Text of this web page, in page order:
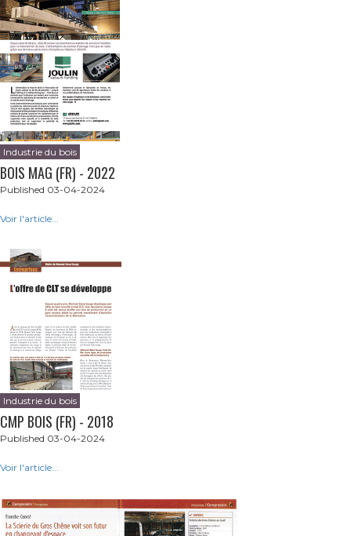
Industrie du bois
BOIS MAG (FR) - 2022
Published 03-04-2024
Voir l'article...
Industrie du bois
CMP BOIS (FR) - 2018
Published 03-04-2024
Voir l'article...